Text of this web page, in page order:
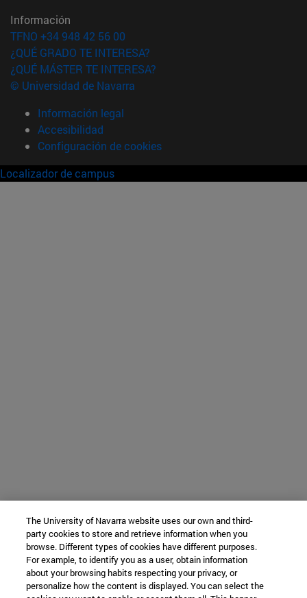
Información
TFNO +34 948 42 56 00
¿QUÉ GRADO TE INTERESA?
¿QUÉ MÁSTER TE INTERESA?
© Universidad de Navarra
Información legal
Accesibilidad
Configuración de cookies
Localizador de campus
The University of Navarra website uses our own and third-
party cookies to store and retrieve information when you
browse. Different types of cookies have different purposes.
For example, to identify you as a user, obtain information
about your browsing habits respecting your privacy, or
personalize how the content is displayed. You can select the